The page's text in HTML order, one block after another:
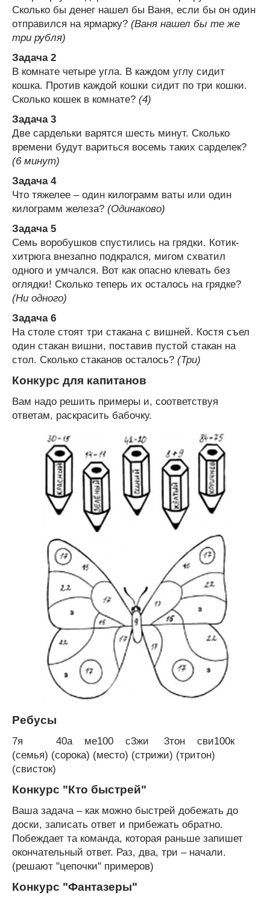
Сколько бы денег нашел бы Ваня, если бы он один
отправился на ярмарку? (Ваня нашел бы те же
три рубля)
Задача 2
В комнате четыре угла. В каждом углу сидит
кошка. Против каждой кошки сидит по три кошки.
Сколько кошек в комнате? (4)
Задача 3
Две сардельки варятся шесть минут. Сколько
времени будут вариться восемь таких сарделек?
(6 минут)
Задача 4
Что тяжелее – один килограмм ваты или один
килограмм железа? (Одинаково)
Задача 5
Семь воробушков спустились на грядки. Котик-
хитрюга внезапно подкрался, мигом схватил
одного и умчался. Вот как опасно клевать без
оглядки! Сколько теперь их осталось на грядке?
(Ни одного)
Задача 6
На столе стоят три стакана с вишней. Костя съел
один стакан вишни, поставив пустой стакан на
стол. Сколько стаканов осталось? (Три)
Конкурс для капитанов
Вам надо решить примеры и, соответствуя
ответам, раскрасить бабочку.
Ребусы
7я 40а ме100 с3жи 3тон сви100к
(семья) (сорока) (место) (стрижи) (тритон)
(свисток)
Конкурс "Кто быстрей"
Ваша задача – как можно быстрей добежать до
доски, записать ответ и прибежать обратно.
Побеждает та команда, которая раньше запишет
окончательный ответ. Раз, два, три – начали.
(решают "цепочки" примеров)
Конкурс "Фантазеры"